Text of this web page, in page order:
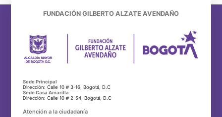
FUNDACIÓN GILBERTO ALZATE AVENDAÑO
Sede Principal
Dirección: Calle 10 # 3-16, Bogotá, D.C
Sede Casa Amarilla
Dirección: Calle 10 # 2-54, Bogotá, D.C
Atención a la ciudadanía